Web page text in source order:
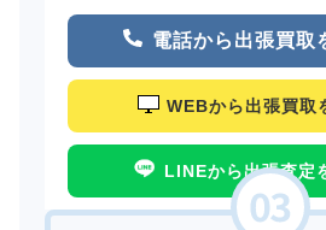
電話から出張買取
WEBから出張買取
LINEから出張査定